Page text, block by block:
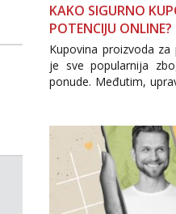
KAKO SIGURNO
POTENCIJU ONLINE?
Kupovina proizvoda
je sve popularnija
ponude. Međutim,
se pojavljuju i brojni
internetske trgovine te